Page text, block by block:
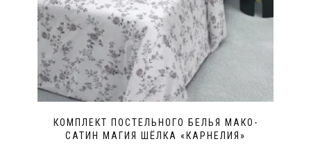
КОМПЛЕКТ ПОСТЕЛЬНОГО БЕЛЬЯ МАКО-
САТИН МАГИЯ ШЁЛКА «КАРНЕЛИЯ»